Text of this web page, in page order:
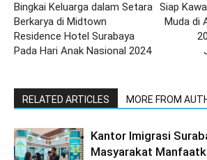
Bingkai Keluarga dalam Setara
Berkarya di Midtown
Residence Hotel Surabaya
Pada Hari Anak Nasional 2024
Siap
Muda di
RELATED ARTICLES MORE FROM
Kantor Imigrasi
Masyarakat